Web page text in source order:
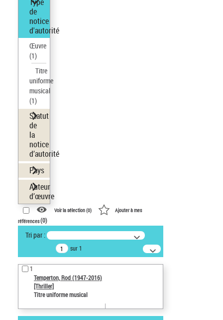
de
notice
d'autorité
Œuvre
(1)
Titre
uniforme
musical
(1)
Statut
de
la
notice
d’autorité
Pays
Auteur
d’œuvre
Voir la sélection (0)
Ajouter à mes
références(0)
Tri par :
sur 1
1
Temperton, Rod (1947-2016)
[Thriller]
Titre uniforme musical